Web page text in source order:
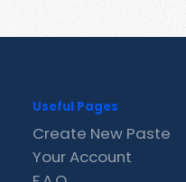
Useful Pages
Create New Paste
Your Account